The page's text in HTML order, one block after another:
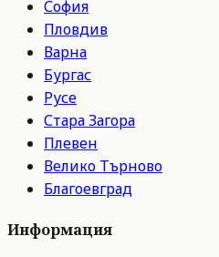
София
Пловдив
Варна
Бургас
Русе
Стара Загора
Плевен
Велико Търново
Благоевград
Информация